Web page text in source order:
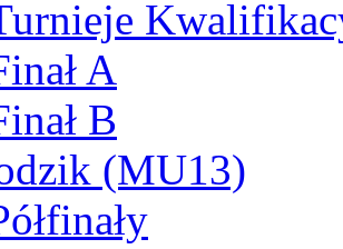
A
B
(MU13)